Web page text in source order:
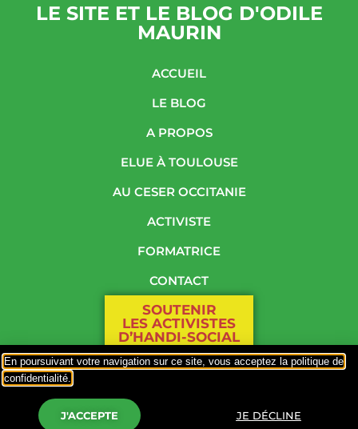
LE SITE ET LE BLOG D'ODILE
MAURIN
ACCUEIL
LE BLOG
A PROPOS
ELUE À TOULOUSE
AU CESER OCCITANIE
ACTIVISTE
FORMATRICE
CONTACT
SOUTENIR
LES ACTIVISTES
D’HANDI-SOCIAL
Politique de confidentialité
En poursuivant votre navigation sur ce site, vous acceptez la politique de
confidentialité.
J'ACCEPTE JE DÉCLINE